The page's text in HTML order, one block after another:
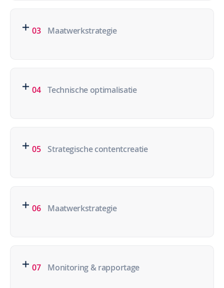
03 Maatwerkstrategie
04 Technische optimalisatie
05 Strategische contentcreatie
06 Maatwerkstrategie
07 Monitoring & rapportage